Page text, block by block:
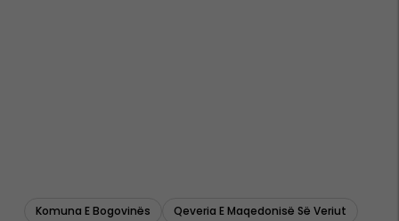
Komuna E Bogovinës Qeveria E Maqedonisë Së Veriut